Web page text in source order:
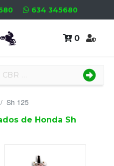
634 345680
0
Sh 125
de Honda Sh